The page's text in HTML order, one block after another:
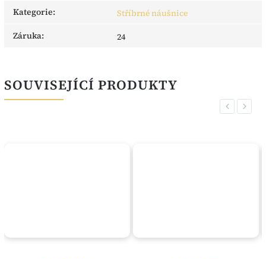
Kategorie:
Stříbrné náušnice
Záruka: 24
SOUVISEJÍCÍ PRODUKTY
Previous
Next